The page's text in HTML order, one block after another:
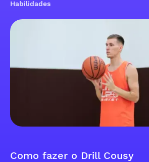
Habilidades
Como fazer o Drill Cousy